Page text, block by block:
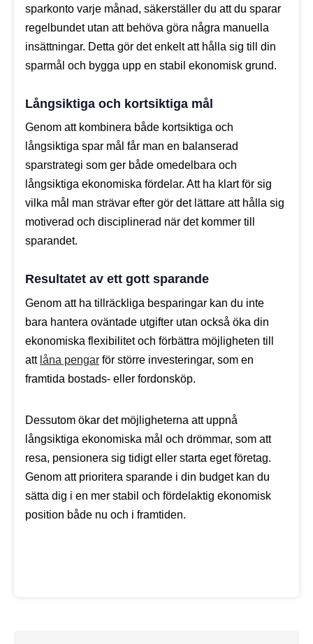
sparkonto varje månad, säkerställer du att du sparar
regelbundet utan att behöva göra några manuella
insättningar. Detta gör det enkelt att hålla sig till din
sparmål och bygga upp en stabil ekonomisk grund.
Långsiktiga och kortsiktiga mål
Genom att kombinera både kortsiktiga och
långsiktiga spar mål får man en balanserad
sparstrategi som ger både omedelbara och
långsiktiga ekonomiska fördelar. Att ha klart för sig
vilka mål man strävar efter gör det lättare att hålla sig
motiverad och disciplinerad när det kommer till
sparandet.
Resultatet av ett gott sparande
Genom att ha tillräckliga besparingar kan du inte
bara hantera oväntade utgifter utan också öka din
ekonomiska flexibilitet och förbättra möjligheten till
att låna pengar för större investeringar, som en
framtida bostads- eller fordonsköp.
Dessutom ökar det möjligheterna att uppnå
långsiktiga ekonomiska mål och drömmar, som att
resa, pensionera sig tidigt eller starta eget företag.
Genom att prioritera sparande i din budget kan du
sätta dig i en mer stabil och fördelaktig ekonomisk
position både nu och i framtiden.